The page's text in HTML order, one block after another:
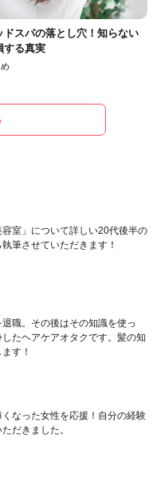
ドスパの落とし穴！知らない
する真実
容室」について詳しい20代後半の
筆させていただきます！
職。その後はその知識を使っ
たヘアケアオタクです。髪の知
す！
なった女性を応援！自分の経験
だきました。